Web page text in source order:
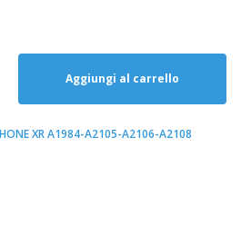
Aggiungi al carrello
XR A1984-A2105-A2106-A2108